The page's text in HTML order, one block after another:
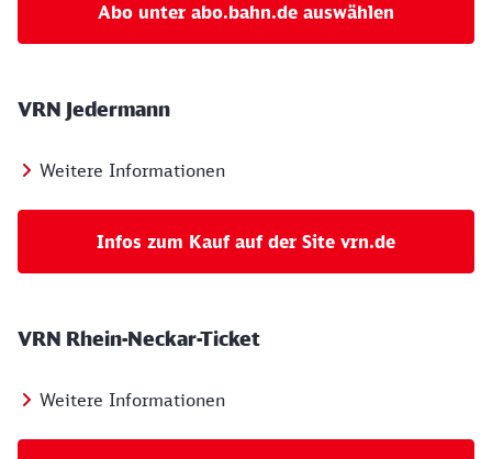
Abo unter abo.bahn.de auswählen
VRN Jedermann
Weitere Informationen
Infos zum Kauf auf der Site vrn.de
VRN Rhein-Neckar-Ticket
Weitere Informationen